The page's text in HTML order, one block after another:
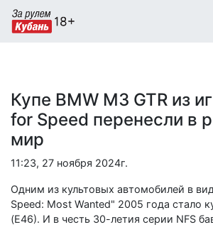
Купе BMW M3 GTR из
for Speed перенесли в
мир
11:23, 27 ноября 2024г.
Одним из культовых автомобилей в
Speed: Most Wanted" 2005 года стало
(E46). И в честь 30-летия серии NFS